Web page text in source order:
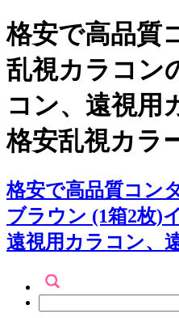
格安で高品質
乱視カラコン
コン、遠視用
格安乱視カラ
格安で高品質コン
ブラウン (1箱2枚)
遠視用カラコン、